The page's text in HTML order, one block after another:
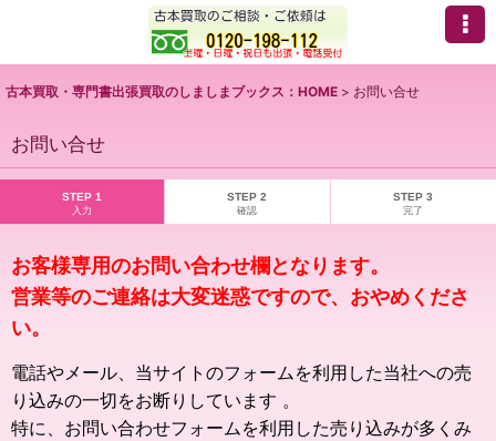
古本買取・専門書出張買取のしましまブックス：HOME > お問い合せ
お問い合せ
STEP 1
入力
STEP 2
確認
STEP 3
完了
お客様専用のお問い合わせ欄となります。
営業等のご連絡は大変迷惑ですので、おやめくださ
い。
電話やメール、当サイトのフォームを利用した当社への売
り込みの一切をお断りしています 。
特に、お問い合わせフォームを利用した売り込みが多くみ